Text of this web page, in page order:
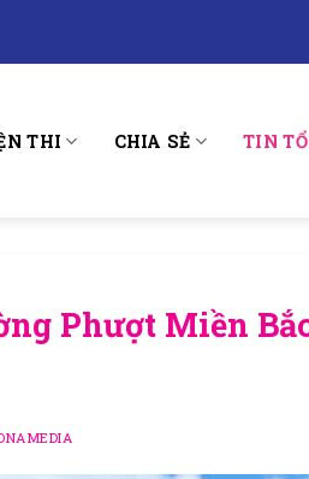
THI CHIA SẺ TIN
Phượt Miền